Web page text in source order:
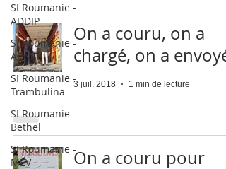
SI Roumanie -
ADDIP
SI Roumanie -
ADMR
SI Roumanie -
Trambulina
SI Roumanie -
Bethel
SI Roumanie -
MEV
On a couru, on a
chargé, on a envoyé!
3 juil. 2018 1 min de lecture
On a couru pour